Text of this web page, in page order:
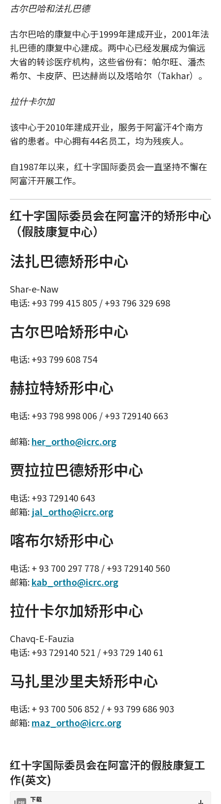
古尔巴哈和法扎巴德
古尔巴哈的康复中心于1999年建成开业，2001年法
扎巴德的康复中心建成。两中心已经发展成为偏远
大省的转诊医疗机构，这些省份有：帕尔旺、潘杰
希尔、卡皮萨、巴达赫尚以及塔哈尔（Takhar）。
拉什卡尔加
该中心于2010年建成开业，服务于阿富汗4个南方
省的患者。中心拥有44名员工，均为残疾人。
自1987年以来，红十字国际委员会一直坚持不懈在
阿富汗开展工作。
红十字国际委员会在阿富汗的矫形中心
（假肢康复中心）
法扎巴德矫形中心
Shar-e-Naw
电话: +93 799 415 805 / +93 796 329 698
古尔巴哈矫形中心
电话: +93 799 608 754
赫拉特矫形中心
电话: +93 798 998 006 / +93 729140 663
邮箱:her_ortho@icrc.org
贾拉拉巴德矫形中心
电话: +93 729140 643
邮箱: jal_ortho@icrc.org
喀布尔矫形中心
电话: + 93 700 297 778 / +93 729140 560
邮箱:kab_ortho@icrc.org
拉什卡尔加矫形中心
Chavq-E-Fauzia
电话: +93 729140 521 / +93 729 140 61
马扎里沙里夫矫形中心
电话: + 93 700 506 852 / + 93 799 686 903
邮箱:maz_ortho@icrc.org
红十字国际委员会在阿富汗的假肢康复工
作(英文)
下载